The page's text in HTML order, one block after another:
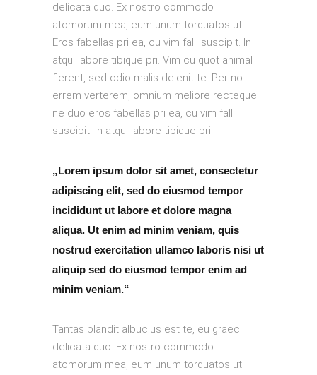
delicata quo. Ex nostro commodo
atomorum mea, eum unum torquatos ut.
Eros fabellas pri ea, cu vim falli suscipit. In
atqui labore tibique pri. Vim cu quot animal
fierent, sed odio malis delenit te. Per no
errem verterem, omnium meliore recteque
ne duo eros fabellas pri ea, cu vim falli
suscipit. In atqui labore tibique pri.
„Lorem ipsum dolor sit amet, consectetur
adipiscing elit, sed do eiusmod tempor
incididunt ut labore et dolore magna
aliqua. Ut enim ad minim veniam, quis
nostrud exercitation ullamco laboris nisi ut
aliquip sed do eiusmod tempor enim ad
minim veniam.“
Tantas blandit albucius est te, eu graeci
delicata quo. Ex nostro commodo
atomorum mea, eum unum torquatos ut.